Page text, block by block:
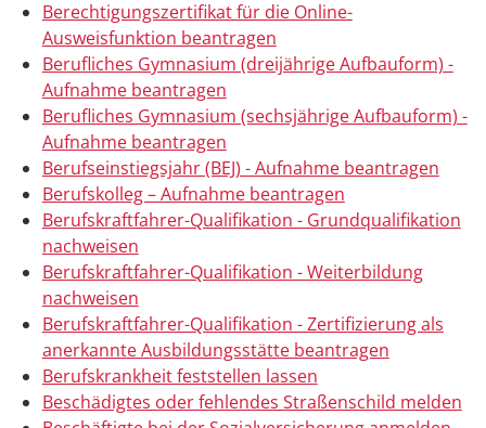
Berechtigungszertifikat für die Online-
Ausweisfunktion beantragen
Berufliches Gymnasium (dreijährige Aufbauform) -
Aufnahme beantragen
Berufliches Gymnasium (sechsjährige Aufbauform) -
Aufnahme beantragen
Berufseinstiegsjahr (BEJ) - Aufnahme beantragen
Berufskolleg – Aufnahme beantragen
Berufskraftfahrer-Qualifikation - Grundqualifikation
nachweisen
Berufskraftfahrer-Qualifikation - Weiterbildung
nachweisen
Berufskraftfahrer-Qualifikation - Zertifizierung als
anerkannte Ausbildungsstätte beantragen
Berufskrankheit feststellen lassen
Beschädigtes oder fehlendes Straßenschild melden